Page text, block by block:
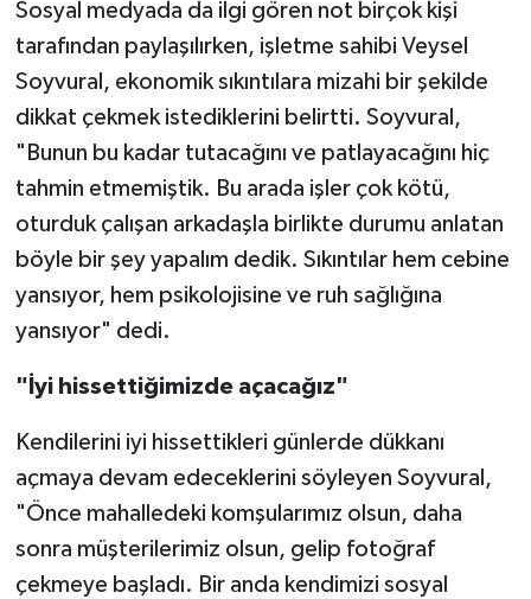
Sosyal medyada da ilgi gören not birçok kişi
tarafından paylaşılırken, işletme sahibi Veysel
Soyvural, ekonomik sıkıntılara mizahi bir şekilde
dikkat çekmek istediklerini belirtti. Soyvural,
"Bunun bu kadar tutacağını ve patlayacağını hiç
tahmin etmemiştik. Bu arada işler çok kötü,
oturduk çalışan arkadaşla birlikte durumu anlatan
böyle bir şey yapalım dedik. Sıkıntılar hem cebine
yansıyor, hem psikolojisine ve ruh sağlığına
yansıyor" dedi.
"İyi hissettiğimizde açacağız"
Kendilerini iyi hissettikleri günlerde dükkanı
açmaya devam edeceklerini söyleyen Soyvural,
"Önce mahalledeki komşularımız olsun, daha
sonra müşterilerimiz olsun, gelip fotoğraf
çekmeye başladı. Bir anda kendimizi sosyal